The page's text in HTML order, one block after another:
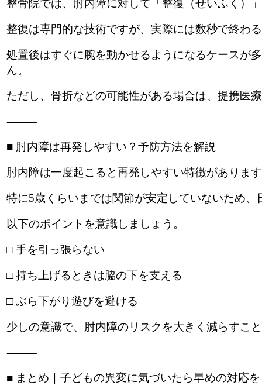
整骨院では、肘内障に対して「整復（せいふく）
整復は専門的な技術ですが、実際には数秒で終わ
処置後はすぐに腕を動かせるようになるケースが
ん。
ただし、骨折などの可能性がある場合は、提携医
⸻
■ 肘内障は再発しやすい？予防方法を解説
肘内障は一度起こると再発しやすい特徴がありま
特に5歳くらいまでは関節が安定していないため
以下のポイントを意識しましょう。
□ 手を引っ張らない
□ 持ち上げるときは脇の下を支える
□ ぶら下がり遊びを避ける
少しの意識で、肘内障のリスクを大きく減らすこ
⸻
■ まとめ｜子どもの異変に気づいたら早めの対応を